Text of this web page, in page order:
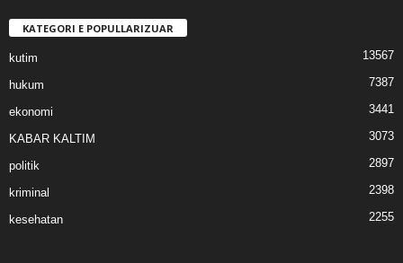
KATEGORI E POPULLARIZUAR
kutim 13567
hukum 7387
ekonomi 3441
KABAR KALTIM 3073
politik 2897
kriminal 2398
kesehatan 2255